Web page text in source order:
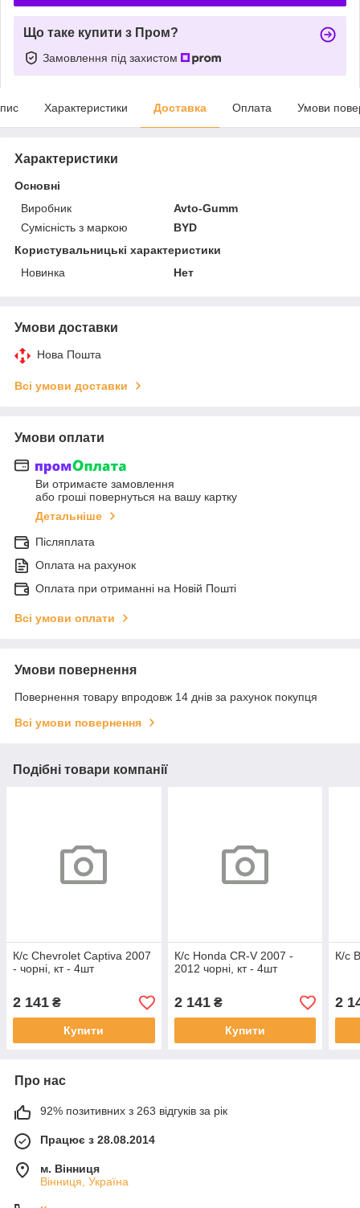
Що таке купити з Пром?
Замовлення під захистом
Характеристики Доставка Оплата Умови
Характеристики
Основні
Виробник
Avto-Gumm
Сумісність з маркою
BYD
Користувальницькі характеристики
Новинка
Нет
Умови доставки
Нова Пошта
Всі умови доставки
Умови оплати
Ви отримаєте замовлення
або гроші повернуться на вашу картку
Детальніше
Післяплата
Оплата на рахунок
Оплата при отриманні на Новій Пошті
Всі умови оплати
Умови повернення
Повернення товару впродовж 14 днів за рахунок покупця
Всі умови повернення
Подібні товари компанії
К/с Chevrolet Captiva 2007
- чорні, кт - 4шт
2 141 ₴
Купити
К/с Honda CR-V 2007 -
2012 чорні, кт - 4шт
2 141₴
Купити
К/с
2
Про нас
92% позитивних з 263 відгуків за рік
Працює з 28.08.2014
м. Вінниця
Вінниця, Україна